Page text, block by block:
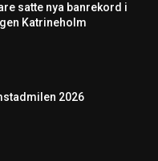
satte nya banrekord i
Katrineholm
2026